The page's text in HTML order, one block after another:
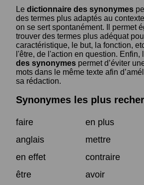
Le dictionnaire des synonymes
des termes plus adaptés au
on se sert spontanément. Il permet
trouver des termes plus adéquat
caractéristique, le but, la fonction,
l'être, de l'action en question. Enfin,
des synonymes permet d’éviter
mots dans le même texte afin
sa rédaction.
Synonymes les plus
faire
en plus
anglais
mettre
en effet
contraire
être
avoir